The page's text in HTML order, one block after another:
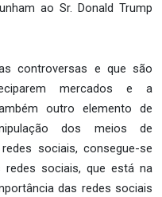
ao Sr. Donald Trump
controversas e que são
mercados e a
outro elemento de
dos meios de
sociais, consegue-se
sociais, que está na
das redes sociais